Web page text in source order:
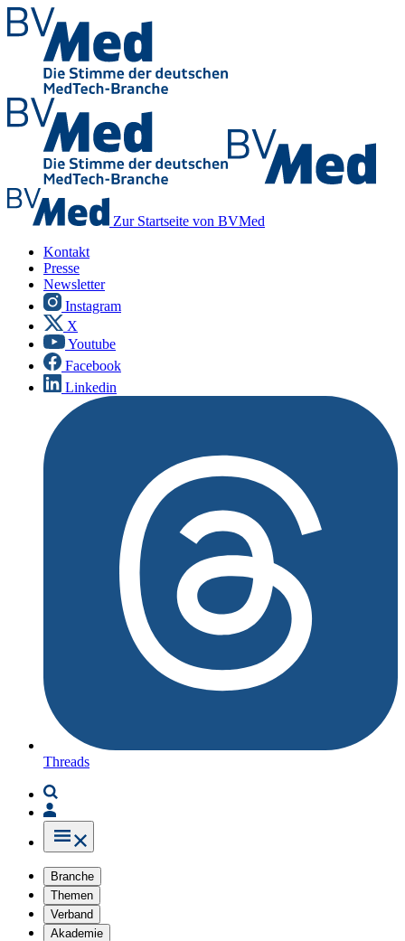
Zur Startseite von BVMed
Kontakt
Presse
Newsletter
Instagram
X
Youtube
Facebook
Linkedin
Threads
Branche
Themen
Verband
Akademie